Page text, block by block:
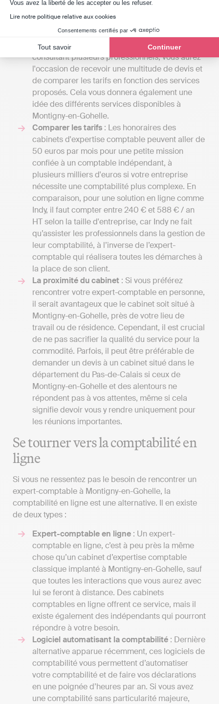
Vous avez la liberté de les accepter ou les refuser.
Lire notre politique relative aux cookies
Consentements certifiés par
Tout savoir Continuer
peut varier du tout au tout selon la lettre de
mission. Un cabinet d’expert-comptable offre
plusieurs prestations, et le coût dépendra du
nombre de tâches qu'il effectuera pour vous. En
consultant plusieurs professionnels, vous aurez
l'occasion de recevoir une multitude de devis et
de comparer les tarifs en fonction des services
proposés. Cela vous donnera également une
idée des différents services disponibles à
Montigny-en-Gohelle.
Comparer les tarifs : Les honoraires des
cabinets d'expertise comptable peuvent aller de
50 euros par mois pour une petite mission
confiée à un comptable indépendant, à
plusieurs milliers d'euros si votre entreprise
nécessite une comptabilité plus complexe. En
comparaison, pour une solution en ligne comme
Indy, il faut compter entre 240 € et 588 € / an
HT selon la taille d'entreprise, car Indy ne fait
qu’assister les professionnels dans la gestion de
leur comptabilité, à l’inverse de l’expert-
comptable qui réalisera toutes les démarches à
la place de son client.
La proximité du cabinet : Si vous préférez
rencontrer votre expert-comptable en personne,
il serait avantageux que le cabinet soit situé à
Montigny-en-Gohelle, près de votre lieu de
travail ou de résidence. Cependant, il est crucial
de ne pas sacrifier la qualité du service pour la
commodité. Parfois, il peut être préférable de
demander un devis à un cabinet situé dans le
département du Pas-de-Calais si ceux de
Montigny-en-Gohelle et des alentours ne
répondent pas à vos attentes, même si cela
signifie devoir vous y rendre uniquement pour
les réunions importantes.
Se tourner vers la comptabilité en
ligne
Si vous ne ressentez pas le besoin de rencontrer un
expert-comptable à Montigny-en-Gohelle, la
comptabilité en ligne est une alternative. Il en existe
de deux types :
Expert-comptable en ligne : Un expert-
comptable en ligne, c’est à peu près la même
chose qu’un cabinet d’expertise comptable
classique implanté à Montigny-en-Gohelle, sauf
que toutes les interactions que vous aurez avec
lui se feront à distance. Des cabinets
comptables en ligne offrent ce service, mais il
existe également des indépendants qui pourront
répondre à votre besoin.
Logiciel automatisant la comptabilité : Dernière
alternative apparue récemment, ces logiciels de
comptabilité vous permettent d’automatiser
votre comptabilité et de faire vos déclarations
en une poignée d’heures par an. Si vous avez
une comptabilité sans particularité majeure,